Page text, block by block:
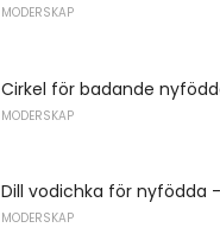
MODERSKAP
Cirkel för badande
MODERSKAP
Dill vodichka för nyfödda
MODERSKAP